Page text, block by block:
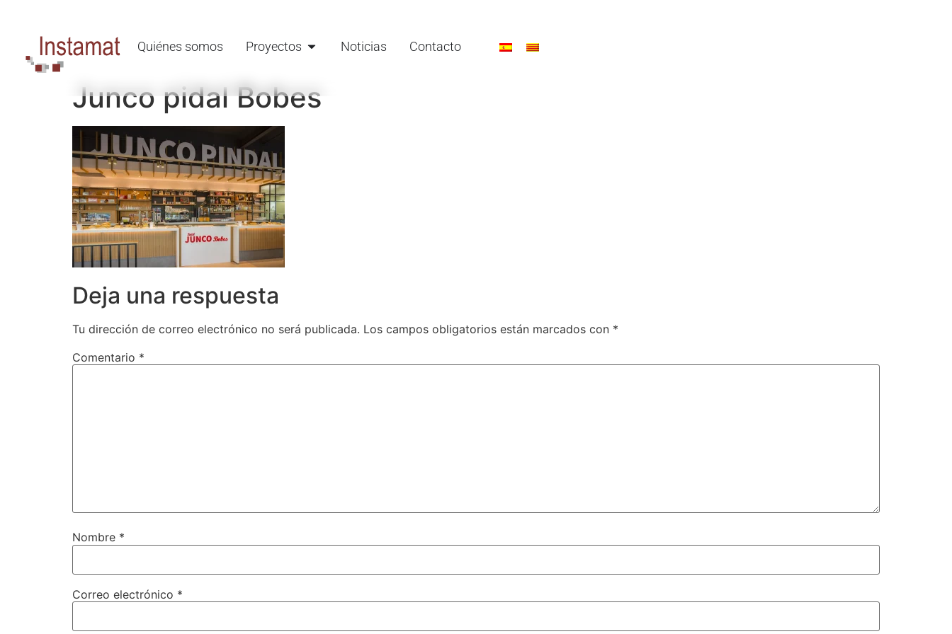
Quiénes somos Proyectos Noticias Contacto
Junco pidal Bobes
Deja una respuesta
Tu dirección de correo electrónico no será publicada. Los campos obligatorios están marcados con *
Comentario *
Nombre *
Correo electrónico *